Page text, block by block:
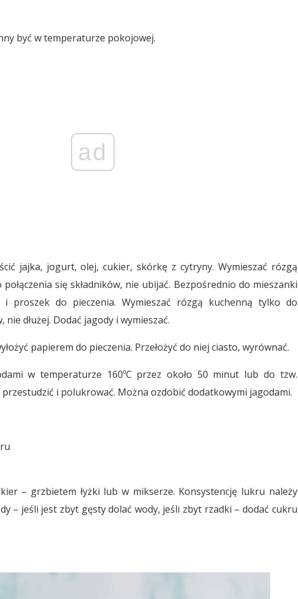
być w temperaturze pokojowej.
ad
jajka, jogurt, olej, cukier, skórkę z cytryny. Wymieszać rózgą
się składników, nie ubijać. Bezpośrednio do mieszanki
i proszek do pieczenia. Wymieszać rózgą kuchenną tylko do
nie dłużej. Dodać jagody i wymieszać.
papierem do pieczenia. Przełożyć do niej ciasto, wyrównać.
w temperaturze 160ºC przez około 50 minut lub do tzw.
przestudzić i polukrować. Można ozdobić dodatkowymi jagodami.
– grzbietem łyżki lub w mikserze. Konsystencję lukru należy
– jeśli jest zbyt gęsty dolać wody, jeśli zbyt rzadki – dodać cukru